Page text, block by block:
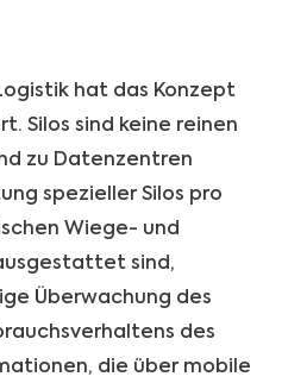
hat das Konzept
Silos sind keine reinen
zu Datenzentren
spezieller Silos pro
Wiege- und
sind,
Überwachung des
des
die über mobile